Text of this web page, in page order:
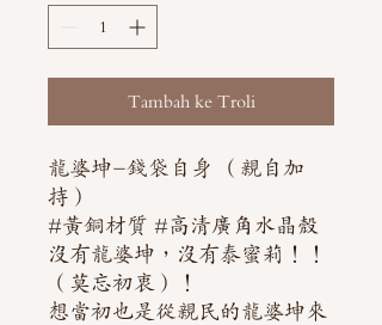
Tambah ke Troli
龍婆坤-錢袋自身 （親自加
持）
#黃銅材質 #高清廣角水晶殼
沒有龍婆坤，沒有泰蜜莉！！
（莫忘初衷）！
想當初也是從親民的龍婆坤來